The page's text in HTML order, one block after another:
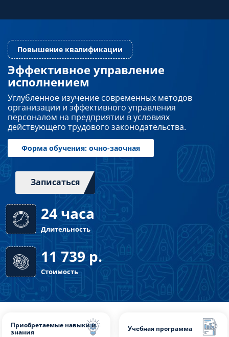
Преподавателям
Слушателям
Партнерам
НИОКР
Повышение квалификации
Эффективное управление
исполнением
Углубленное изучение современных методов
организации и эффективного управления
персоналом на предприятии в условиях
действующего трудового законодательства.
Форма обучения: очно-заочная
Записаться
24 часа